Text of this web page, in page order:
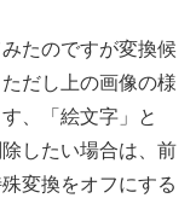
たのですが変換候
だし上の画像の様
、「絵文字」と
したい場合は、前
変換をオフにする